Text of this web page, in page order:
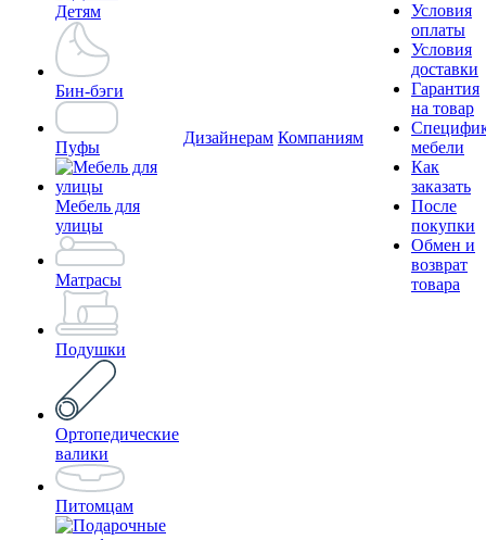
Детям
Бин-бэги
Пуфы
Мебель для
улицы
Матрасы
Подушки
Ортопедические
валики
Питомцам
Дизайнерам Компаниям
Условия
оплаты
Условия
доставки
Гарантия
на товар
мебели
Как
заказать
После
покупки
Обмен и
возврат
товара